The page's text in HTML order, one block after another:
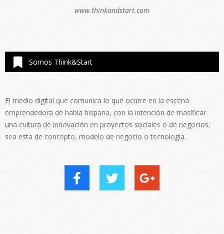
www.thinkandstart.com
Somos Think&Start
El medio digital que comunica lo que ocurre en la escena
emprendedora de habla hispana, con la intención de masificar
una cultura de innovación en proyectos sociales o de negocios;
sea esta de concepto, modelo de negocio o tecnología.